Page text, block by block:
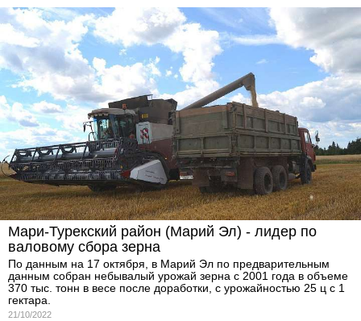
Мари-Турекский район (Марий Эл) - лидер по
валовому сбора зерна
По данным на 17 октября, в Марий Эл по предварительным
данным собран небывалый урожай зерна с 2001 года в объеме
370 тыс. тонн в весе после доработки, с урожайностью 25 ц с 1
гектара.
21/10/2022